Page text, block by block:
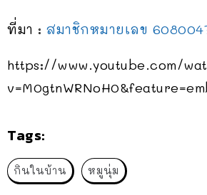
ที่มา : สมาชิกหมายเลข
https://www.youtube.com/
Tags:
กินในบ้าน หมูนุ่ม